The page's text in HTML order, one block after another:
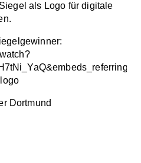
als Logo für digitale
Dortmund